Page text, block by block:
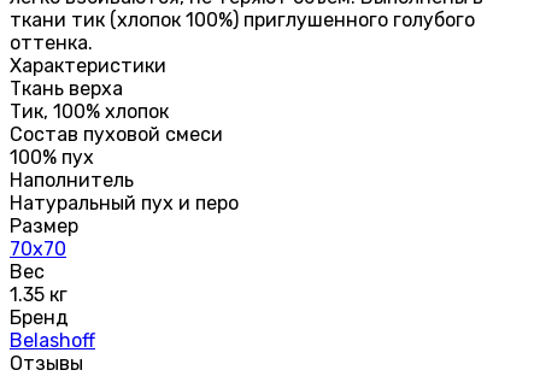
ткани тик (хлопок 100%) приглушенного голубого
оттенка.
Характеристики
Ткань верха
Тик, 100% хлопок
Состав пуховой смеси
100% пух
Наполнитель
Натуральный пух и перо
Размер
70х70
Вес
1.35 кг
Бренд
Belashoff
Отзывы